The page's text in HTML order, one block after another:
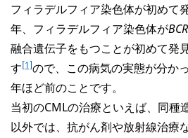
フィラデルフィア染色体が初めて
年、フィラデルフィア染色体がBCR
融合遺伝子をもつことが初めて発
す[1]ので、この病気の実態が分か
年ほど前のことです。
当初のCMLの治療といえば、同種
以外では、抗がん剤や放射線治療